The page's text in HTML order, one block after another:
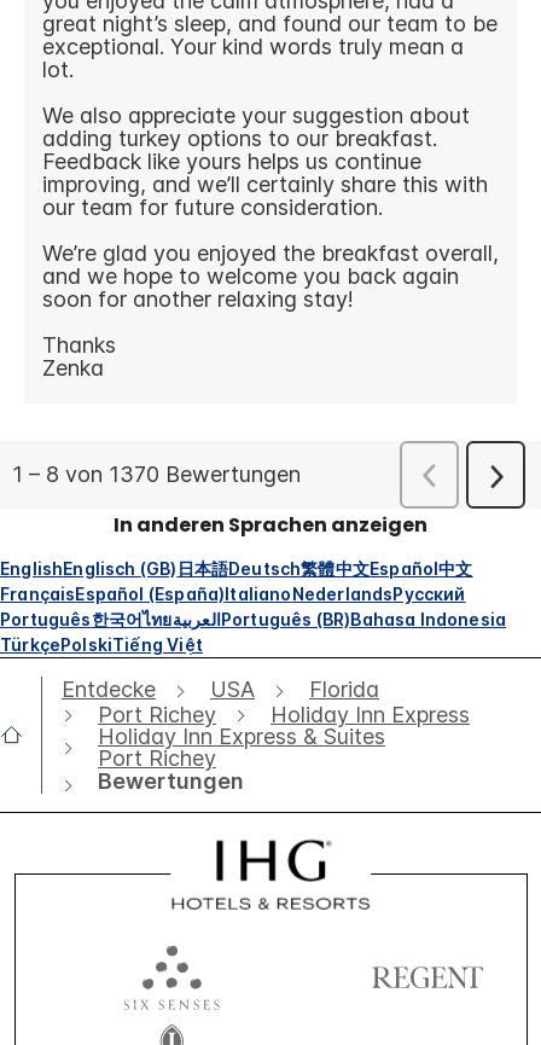
In anderen Sprachen anzeigen
EnglishEnglisch (GB) 日本語Deutsch繁體中文Español中文
FrançaisEspañol (España)ItalianoNederlandsРусский
Português한국어ไทยالعربيةPortuguês (BR)Bahasa Indonesia
TürkçePolskiTiếng Việt
Entdecke USA
Florida
Port Richey
Holiday Inn Express
Holiday Inn Express & Suites
Port Richey
Bewertungen